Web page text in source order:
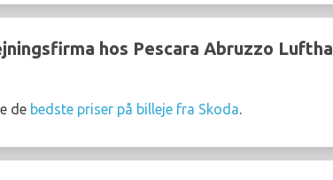
hos Pescara Abruzzo
de bedste priser på billeje fra Skoda.